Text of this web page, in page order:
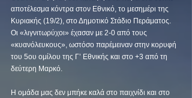
αποτέλεσμα κόντρα στον Εθνικό, το μεσημέρι της
Κυριακής (19/2), στο Δημοτικό Στάδιο Περάματος.
Οι «λιγνιτωρύχοι» έχασαν με 2-0 από τους
«κυανόλευκους», ωστόσο παρέμειναν στην κορυφή
του 5ου ομίλου της Γ’ Εθνικής και στο +3 από τη
δεύτερη Μαρκό.
Η ομάδα μας δεν μπήκε καλά στο παιχνίδι και στο